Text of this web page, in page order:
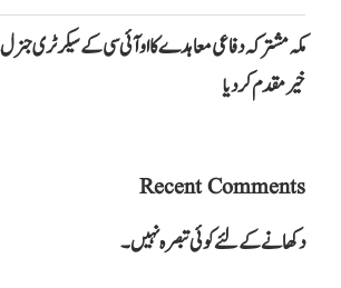
مکہ مشترکہ دفاعی معاہدے کا او آئی سی کے سیکرٹری
خیرمقدم کردیا
Recent Comments
دکھانے کے لئے کوئی تبصرہ نہیں۔